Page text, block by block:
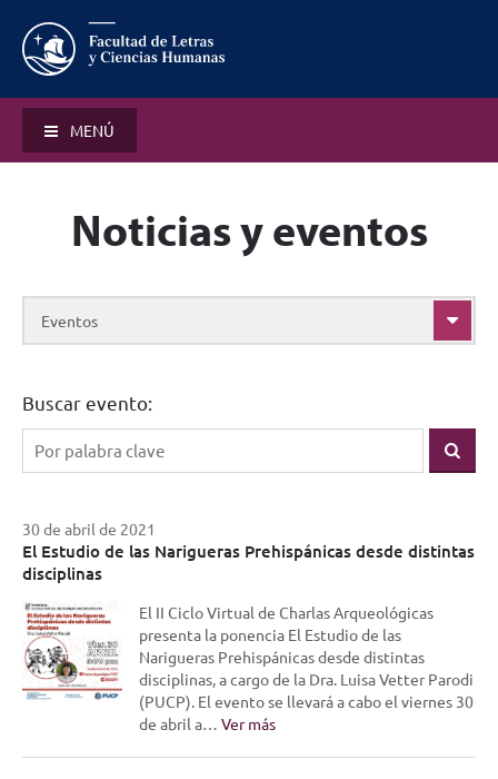
MENÚ
Noticias y eventos
Eventos
Buscar evento:
30 de abril de 2021
El Estudio de las Narigueras Prehispánicas desde distintas
disciplinas
El II Ciclo Virtual de Charlas Arqueológicas
presenta la ponencia El Estudio de las
Narigueras Prehispánicas desde distintas
disciplinas, a cargo de la Dra. Luisa Vetter Parodi
(PUCP). El evento se llevará a cabo el viernes 30
de abril a… Ver más